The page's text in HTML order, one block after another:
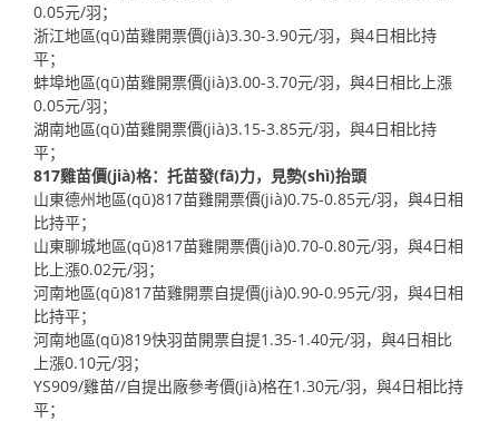
0.05元/羽；
浙江地區(qū)苗雞開票價(jià)3.30-3.90元/羽，與4日相比持
平；
蚌埠地區(qū)苗雞開票價(jià)3.00-3.70元/羽，與4日相比上漲
0.05元/羽；
湖南地區(qū)苗雞開票價(jià)3.15-3.85元/羽，與4日相比持
平；
817雞苗價(jià)格：托苗發(fā)力，見勢(shì)抬頭
山東德州地區(qū)817苗雞開票價(jià)0.75-0.85元/羽，與4日相
比持平；
山東聊城地區(qū)817苗雞開票價(jià)0.70-0.80元/羽，與4日相
比上漲0.02元/羽；
河南地區(qū)817苗雞開票自提價(jià)0.90-0.95元/羽，與4日相
比持平；
河南地區(qū)819快羽苗開票自提1.35-1.40元/羽，與4日相比
上漲0.10元/羽；
YS909/雞苗//自提出廠參考價(jià)格在1.30元/羽，與4日相比持
平；